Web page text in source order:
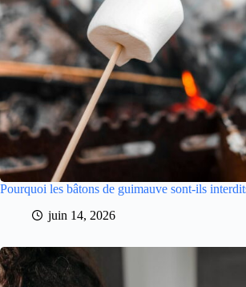
Pourquoi les bâtons de guimauve sont-ils
juin 14, 2026